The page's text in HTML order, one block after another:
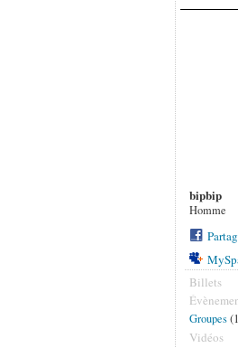
bipbip
Homme
Billets
Groupes
Vidéos